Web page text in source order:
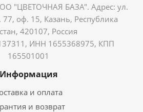
"ЦВЕТОЧНАЯ БАЗА". Адрес: ул.
оф. 15, Казань, Республика
420107, Россия
ИНН 1655368975, КПП
165501001
Информация
и оплата
и возврат